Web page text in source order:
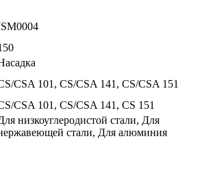
CSA 101, CS/CSA 141, CS/CSA 151
CSA 101, CS/CSA 141, CS 151
низкоуглеродистой стали, Для
стали, Для алюминия